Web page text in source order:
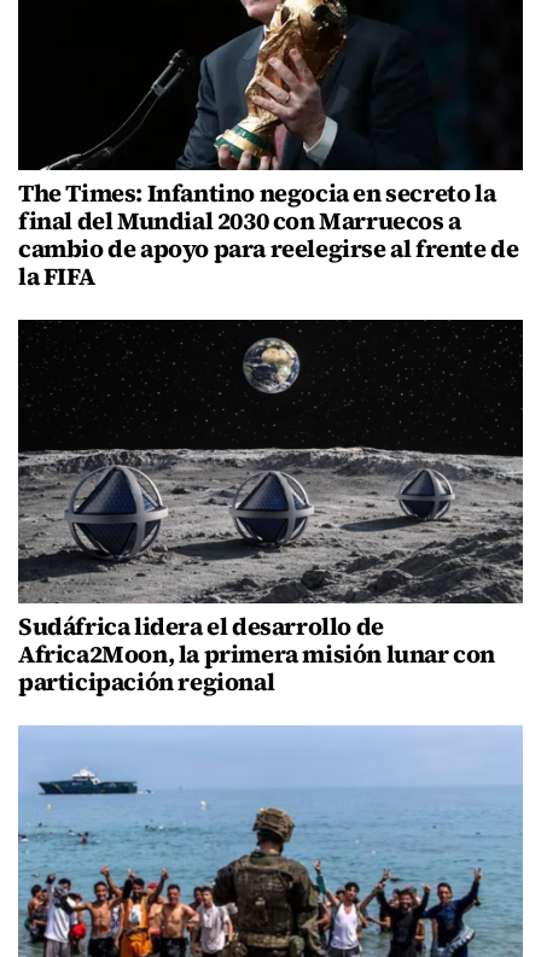
The Times: Infantino negocia en secreto la
final del Mundial 2030 con Marruecos a
cambio de apoyo para reelegirse al frente de
la FIFA
Sudáfrica lidera el desarrollo de
Africa2Moon, la primera misión lunar con
participación regional